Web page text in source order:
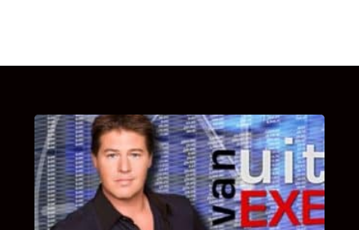
UITSTEL VAN EXECUTIE
Bekijk hier de fragmenten van de deelname
van Bricks and Stones aan dit programma.